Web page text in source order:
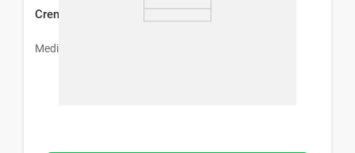
Crema Restauradora Aquatop x 250 g
Medihealth